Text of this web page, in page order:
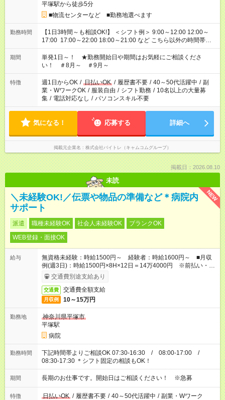
平塚駅から徒歩5分
■物流センターなど ■勤務地選べます
勤務時間
【1日3時間～も相談OK!】 ＜シフト例＞ 9:00～12:00 12:00～
17:00 17:00～22:00 18:00～21:00 など こちら以外の時間帯も
お気軽にご相談ください！
期間
単発1日～！ ★勤務開始日や期間はお気軽にご相談くださ
い！ ＃8月～ ＃9月～
特徴 週1日からOK / 日払いOK / 履歴書不要 / 40～50代活躍中 / 副
業・WワークOK / 服装自由 / シフト勤務 / 10名以上の大量募
集 / 電話対応なし / パソコンスキル不要
気になる！ 応募する 詳細へ
掲載元企業名 株式会社バイトレ（キャムコムグループ）
掲載日：2026.08.10
未読
NEW
＼未経験OK!／伝票や物品の準備など＊病院内
サポート
派遣 職種未経験OK 社会人未経験OK
ブランクOK
WEB登録・面接OK
給与
無資格未経験：時給1500円～ 経験者：時給1600円～ ■月収
例(週3日)：時給1500円×8H×12日＝14万4000円 ※前払い・日
払い・週払いOK
交通費別途支給あり
交通費 交通費全額支給
月収例 10～15万円
勤務地
神奈川県平塚市
平塚駅
病院
勤務時間
下記時間帯よりご相談OK 07:30-16:30 / 08:00-17:00 /
08:30-17:30 ＊シフト固定の相談もOK！
期間 長期のお仕事です。開始日はご相談ください！ ※急募
特徴 日払いOK / 履歴書不要 / 40～50代活躍中 / 副業・Wワーク